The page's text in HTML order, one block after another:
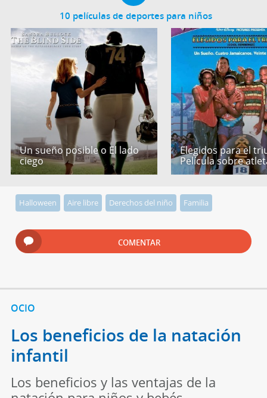
10 películas de deportes para niños
Un sueño posible o El lado
ciego
Elegidos para el
Película sobre
Halloween Aire libre Derechos del niño Familia
COMENTAR
OCIO
Los beneficios de la natación
infantil
Los beneficios y las ventajas de la